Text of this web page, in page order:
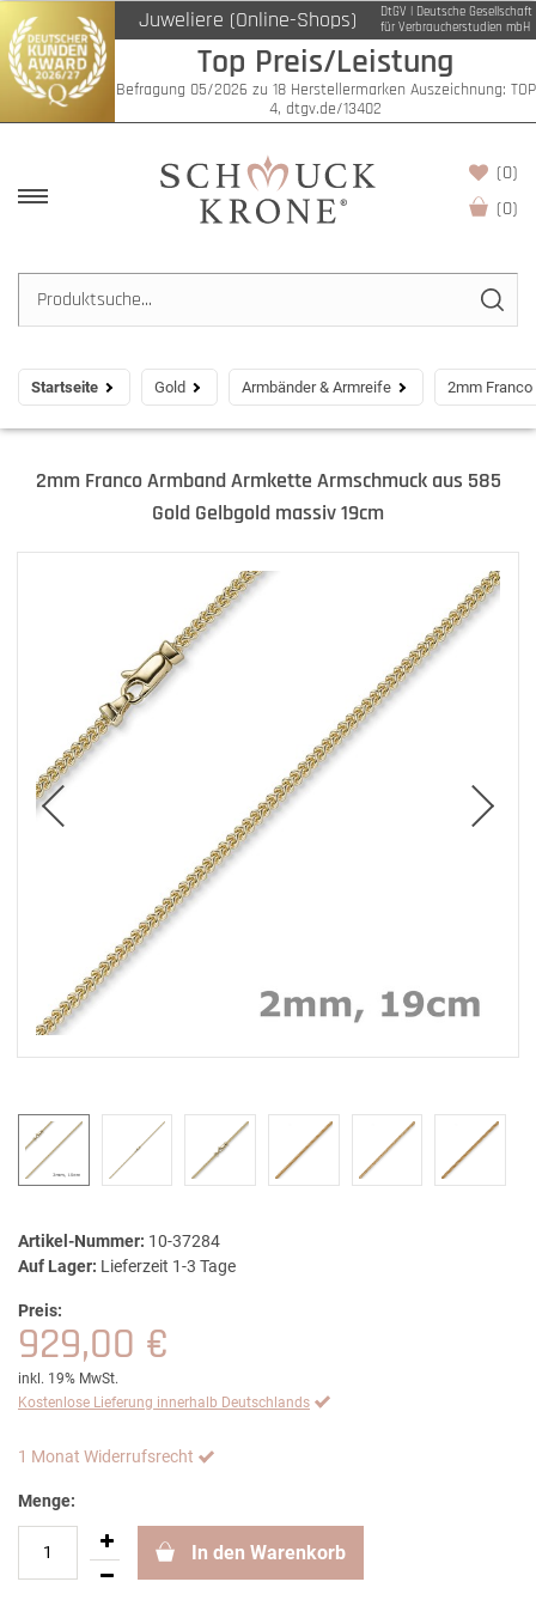
Juweliere (Online-Shops)
DtGV | Deutsche Gesellschaft
für Verbraucherstudien mbH
Top Preis/Leistung
Befragung 05/2026 zu 18 Herstellermarken Auszeichnung: TOP
4, dtgv.de/13402
(0)
(0)
Startseite Gold Armbänder & Armreife 2mm
2mm Franco Armband Armkette Armschmuck aus 585
Gold Gelbgold massiv 19cm
Artikel-Nummer: 10-37284
Auf Lager: Lieferzeit 1-3 Tage
Preis:
929,00 €
inkl. 19% MwSt.
Kostenlose Lieferung innerhalb Deutschlands
1 Monat Widerrufsrecht
Menge:
In den Warenkorb